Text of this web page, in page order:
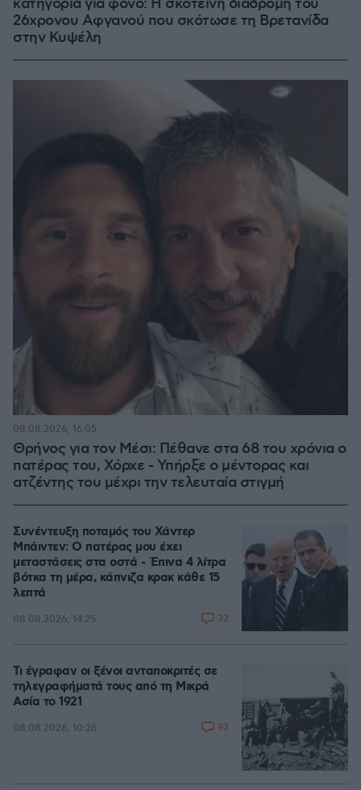
κατηγορία για φόνο: Η σκοτεινή διαδρομή του
26χρονου Αφγανού που σκότωσε τη Βρετανίδα
στην Κυψέλη
Θρήνος για τον Μέσι: Πέθανε στα 68 του χρόνια ο
πατέρας του, Χόρχε - Υπήρξε ο μέντορας και
ατζέντης του μέχρι την τελευταία στιγμή
08.08.2026, 16:05
Συνέντευξη ποταμός του Χάντερ
Μπάιντεν: Ο πατέρας μου έχει
μεταστάσεις στα οστά - Έπινα 4 λίτρα
βότκα τη μέρα, κάπνιζα κρακ κάθε 15
λεπτά
08.08.2026, 14:25 32
Τι έγραφαν οι ξένοι ανταποκριτές σε
τηλεγραφήματά τους από τη Μικρά
Ασία το 1921
08.08.2026, 10:26 92